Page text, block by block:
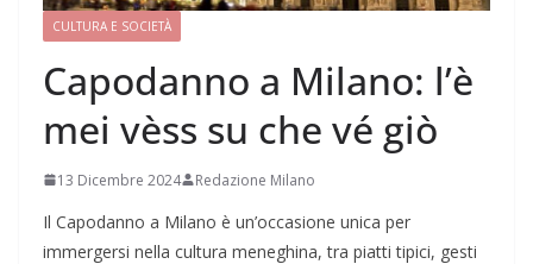
CULTURA E SOCIETÀ
Capodanno a Milano: l’è
mei vèss su che vé giò
13 Dicembre 2024 Redazione Milano
Il Capodanno a Milano è un’occasione unica per
immergersi nella cultura meneghina, tra piatti tipici, gesti